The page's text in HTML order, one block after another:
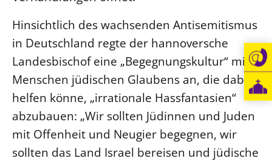
Hinsichtlich des wachsenden Antisemitismus
in Deutschland regte der hannoversche
Landesbischof eine „Begegnungskultur“ mit
Menschen jüdischen Glaubens an, die dabei
helfen könne, „irrationale Hassfantasien“
abzubauen: „Wir sollten Jüdinnen und Juden
mit Offenheit und Neugier begegnen, wir
sollten das Land Israel bereisen und jüdische